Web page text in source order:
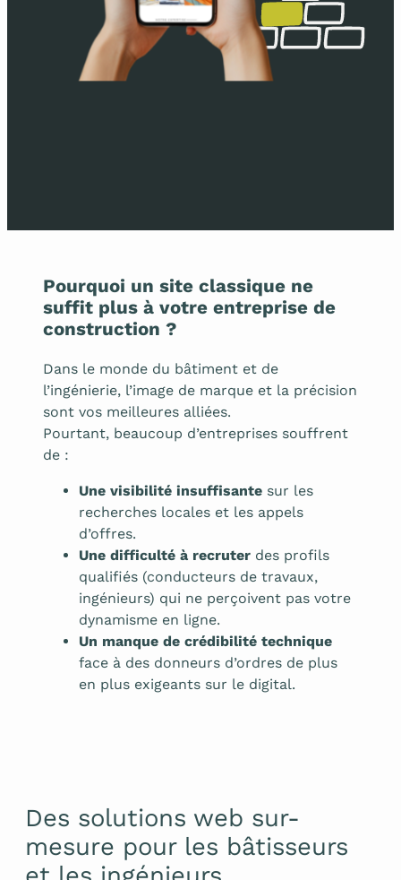
Pourquoi un site classique ne
suffit plus à votre entreprise de
construction ?
Dans le monde du bâtiment et de
l’ingénierie, l’image de marque et la précision
sont vos meilleures alliées.
Pourtant, beaucoup d’entreprises souffrent
de :
Une visibilité insuffisante sur les
recherches locales et les appels
d’offres.
Une difficulté à recruter des profils
qualifiés (conducteurs de travaux,
ingénieurs) qui ne perçoivent pas votre
dynamisme en ligne.
Un manque de crédibilité technique
face à des donneurs d’ordres de plus
en plus exigeants sur le digital.
Des solutions web sur-
mesure pour les bâtisseurs